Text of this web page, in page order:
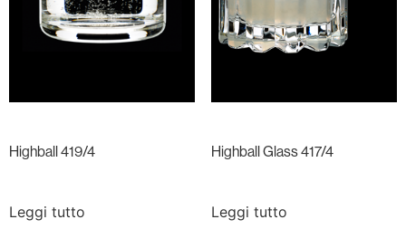
Highball 419/4
Leggi tutto
Highball Glass 417/4
Leggi tutto